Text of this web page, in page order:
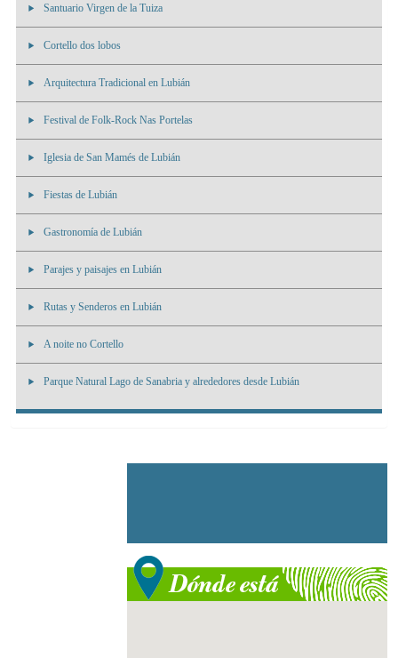
Santuario Virgen de la Tuiza
Cortello dos lobos
Arquitectura Tradicional en Lubián
Festival de Folk-Rock Nas Portelas
Iglesia de San Mamés de Lubián
Fiestas de Lubián
Gastronomía de Lubián
Parajes y paisajes en Lubián
Rutas y Senderos en Lubián
A noite no Cortello
Parque Natural Lago de Sanabria y alrededores desde Lubián